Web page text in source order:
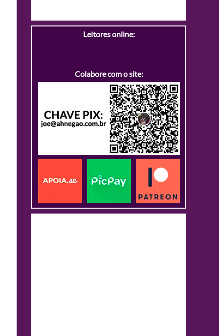
Leitores online:
Colabore com o site: